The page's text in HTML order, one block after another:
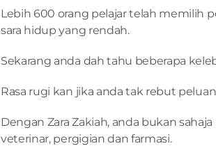
Lebih 600 orang pelajar telah memilih
sara hidup yang rendah.
Sekarang anda dah tahu beberapa
Rasa rugi kan jika anda tak rebut
Dengan Zara Zakiah, anda bukan
veterinar, pergigian dan farmasi.